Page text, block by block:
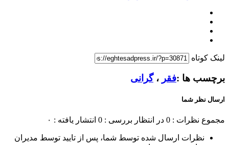
لینک کوتاه
برچسب ها :فقر ،گرانی
ارسال نظر شما
مجموع نظرات : 0 در انتظار بررسی : 0 انتشار یافته : ۰
نظرات ارسال شده توسط شما، پس از تایید توسط مدیران